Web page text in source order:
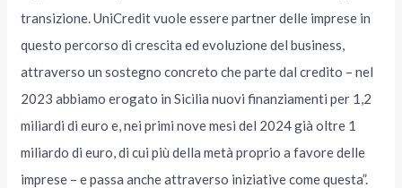
transizione. UniCredit vuole essere partner delle imprese in
questo percorso di crescita ed evoluzione del business,
attraverso un sostegno concreto che parte dal credito – nel
2023 abbiamo erogato in Sicilia nuovi finanziamenti per 1,2
miliardi di euro e, nei primi nove mesi del 2024 già oltre 1
miliardo di euro, di cui più della metà proprio a favore delle
imprese – e passa anche attraverso iniziative come questa”.